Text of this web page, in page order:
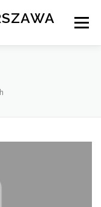
Menu
WARSZAWA